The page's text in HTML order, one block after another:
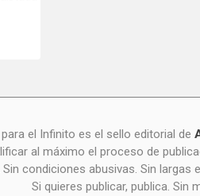
el Infinito es el sello editorial de
al máximo el proceso de
condiciones abusivas. Sin largas
Si quieres publicar, publica. Sin